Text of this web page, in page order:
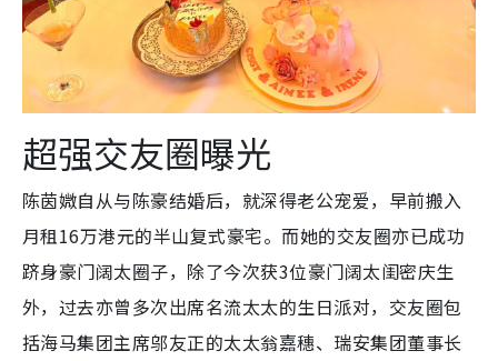
超强交友圈曝光
陈茵媺自从与陈豪结婚后，就深得老公宠爱，早前搬入
月租16万港元的半山复式豪宅。而她的交友圈亦已成功
跻身豪门阔太圈子，除了今次获3位豪门阔太闺密庆生
外，过去亦曾多次出席名流太太的生日派对，交友圈包
括海马集团主席邬友正的太太翁嘉穗、瑞安集团董事长